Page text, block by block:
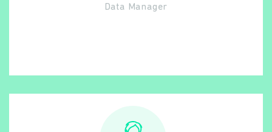
Data Manager